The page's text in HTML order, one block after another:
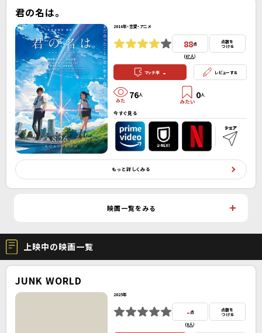
君の名は。
2016年・恋愛・アニメ
88点
(67人）
点数を
つける
マッチ率 - レビューする
76人 0人
今すぐ見る
もっと詳しくみる
映画一覧をみる
上映中の映画一覧
JUNK WORLD
2025年
- 点
(0人）
点数を
つける